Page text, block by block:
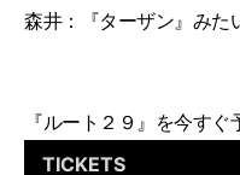
森井：『ターザン』みた
『ルート２９』を今すぐ